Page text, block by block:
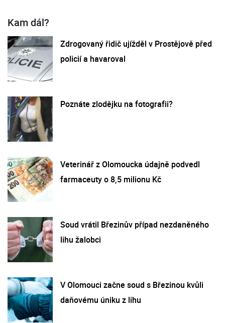
Kam dál?
Zdrogovaný řidič ujížděl v Prostějově před
policií a havaroval
Poznáte zlodějku na fotografii?
Veterinář z Olomoucka údajně podvedl
farmaceuty o 8,5 milionu Kč
Soud vrátil Březinův případ nezdaněného
lihu žalobci
V Olomouci začne soud s Březinou kvůli
daňovému úniku z lihu